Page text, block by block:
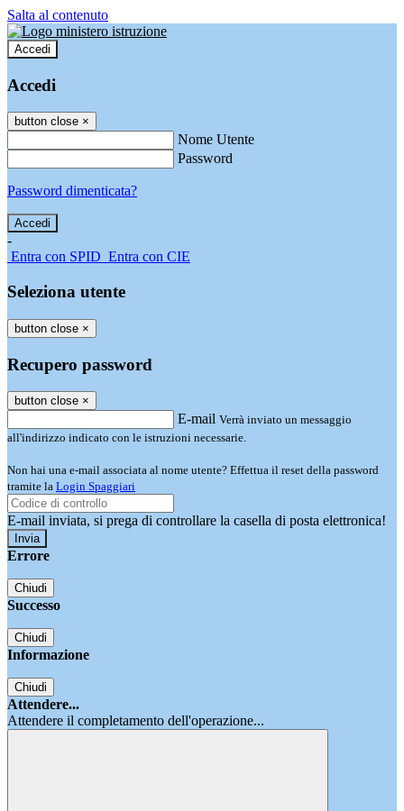
Salta al contenuto
Accedi
Accedi
button close ×
Nome Utente
Password
Password dimenticata?
-
Entra con SPID Entra con CIE
Seleziona utente
button close ×
Recupero password
button close ×
E-mail Verrà inviato un messaggio
all'indirizzo indicato con le istruzioni necessarie.
Non hai una e-mail associata al nome utente? Effettua il reset della password
tramite la Login Spaggiari
E-mail inviata, si prega di controllare la casella di posta elettronica!
Errore
Chiudi
Successo
Chiudi
Informazione
Chiudi
Attendere...
Attendere il completamento dell'operazione...